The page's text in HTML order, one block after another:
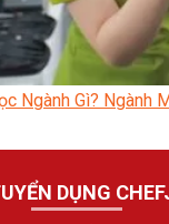
Ngành Gì? Ngành
DỤNG